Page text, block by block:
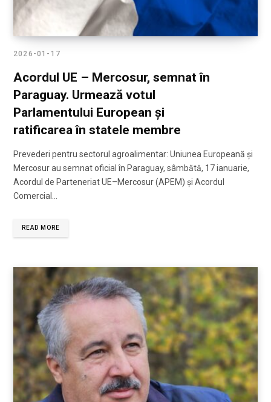
2026-01-17
Acordul UE – Mercosur, semnat în
Paraguay. Urmează votul
Parlamentului European și
ratificarea în statele membre
Prevederi pentru sectorul agroalimentar: Uniunea Europeană și
Mercosur au semnat oficial în Paraguay, sâmbătă, 17 ianuarie,
Acordul de Parteneriat UE–Mercosur (APEM) și Acordul
Comercial…
READ MORE